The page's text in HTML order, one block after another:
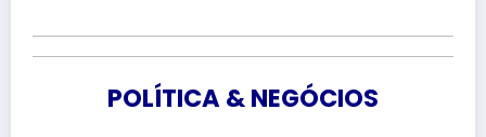
POLÍTICA & NEGÓCIOS